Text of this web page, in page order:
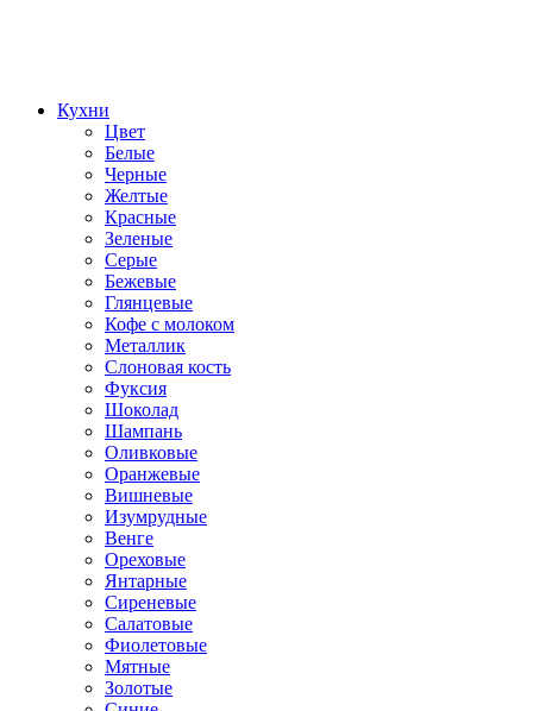
Кухни
Цвет
Белые
Черные
Желтые
Красные
Зеленые
Серые
Бежевые
Глянцевые
Кофе с молоком
Металлик
Слоновая кость
Фуксия
Шоколад
Шампань
Оливковые
Оранжевые
Вишневые
Изумрудные
Венге
Ореховые
Янтарные
Сиреневые
Салатовые
Фиолетовые
Мятные
Золотые